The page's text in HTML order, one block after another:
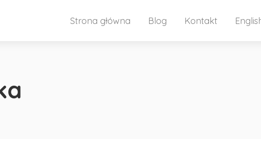
Strona główna Blog Kontakt